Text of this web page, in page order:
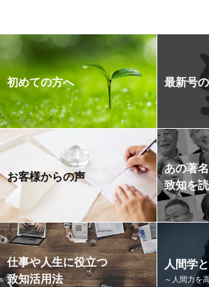
初めての方へ 最新号
お客様からの声
あの著
致知を
仕事や人生に役立つ
致知活用法
人間学
～人間力を